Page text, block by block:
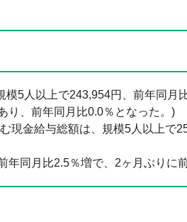
5人以上で243,954円、前年同月
り、前年同月比0.0％となった。)
現金給与総額は、規模5人以上で
年同月比2.5％増で、2ヶ月ぶりに